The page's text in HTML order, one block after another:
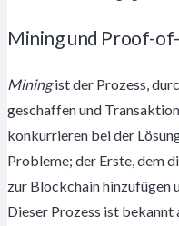
Mining und Proof-
Miningist der Prozess,
geschaffen und
konkurrieren bei der
Probleme; der Erste, dem
zur Blockchain hinzufügen
Dieser Prozess ist bekannt